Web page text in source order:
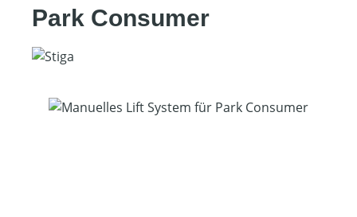
Park Consumer
Bildergalerie überspringen